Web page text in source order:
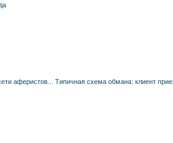
аферистов... Типичная схема обмана: клиент